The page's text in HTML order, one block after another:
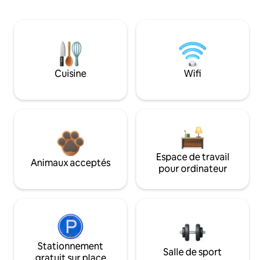
Cuisine Wifi
Animaux acceptés
Espace de travail
pour ordinateur
Stationnement
Salle de sport